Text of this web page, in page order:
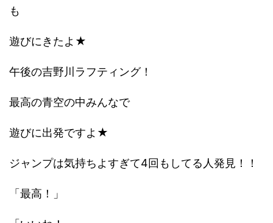
も
遊びにきたよ★
午後の吉野川ラフティング！
最高の青空の中みんなで
遊びに出発ですよ★
ジャンプは気持ちよすぎて4回もしてる人発見！！
「最高！」